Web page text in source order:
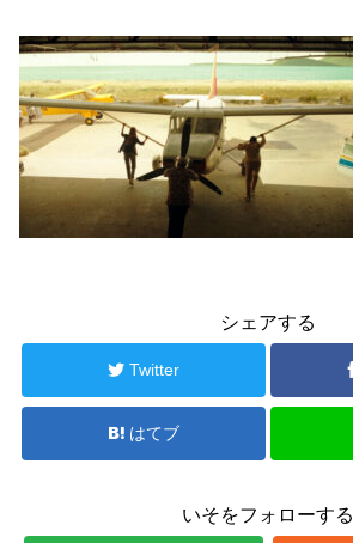
シェアする
Twitter
はてブ
いそをフォローする